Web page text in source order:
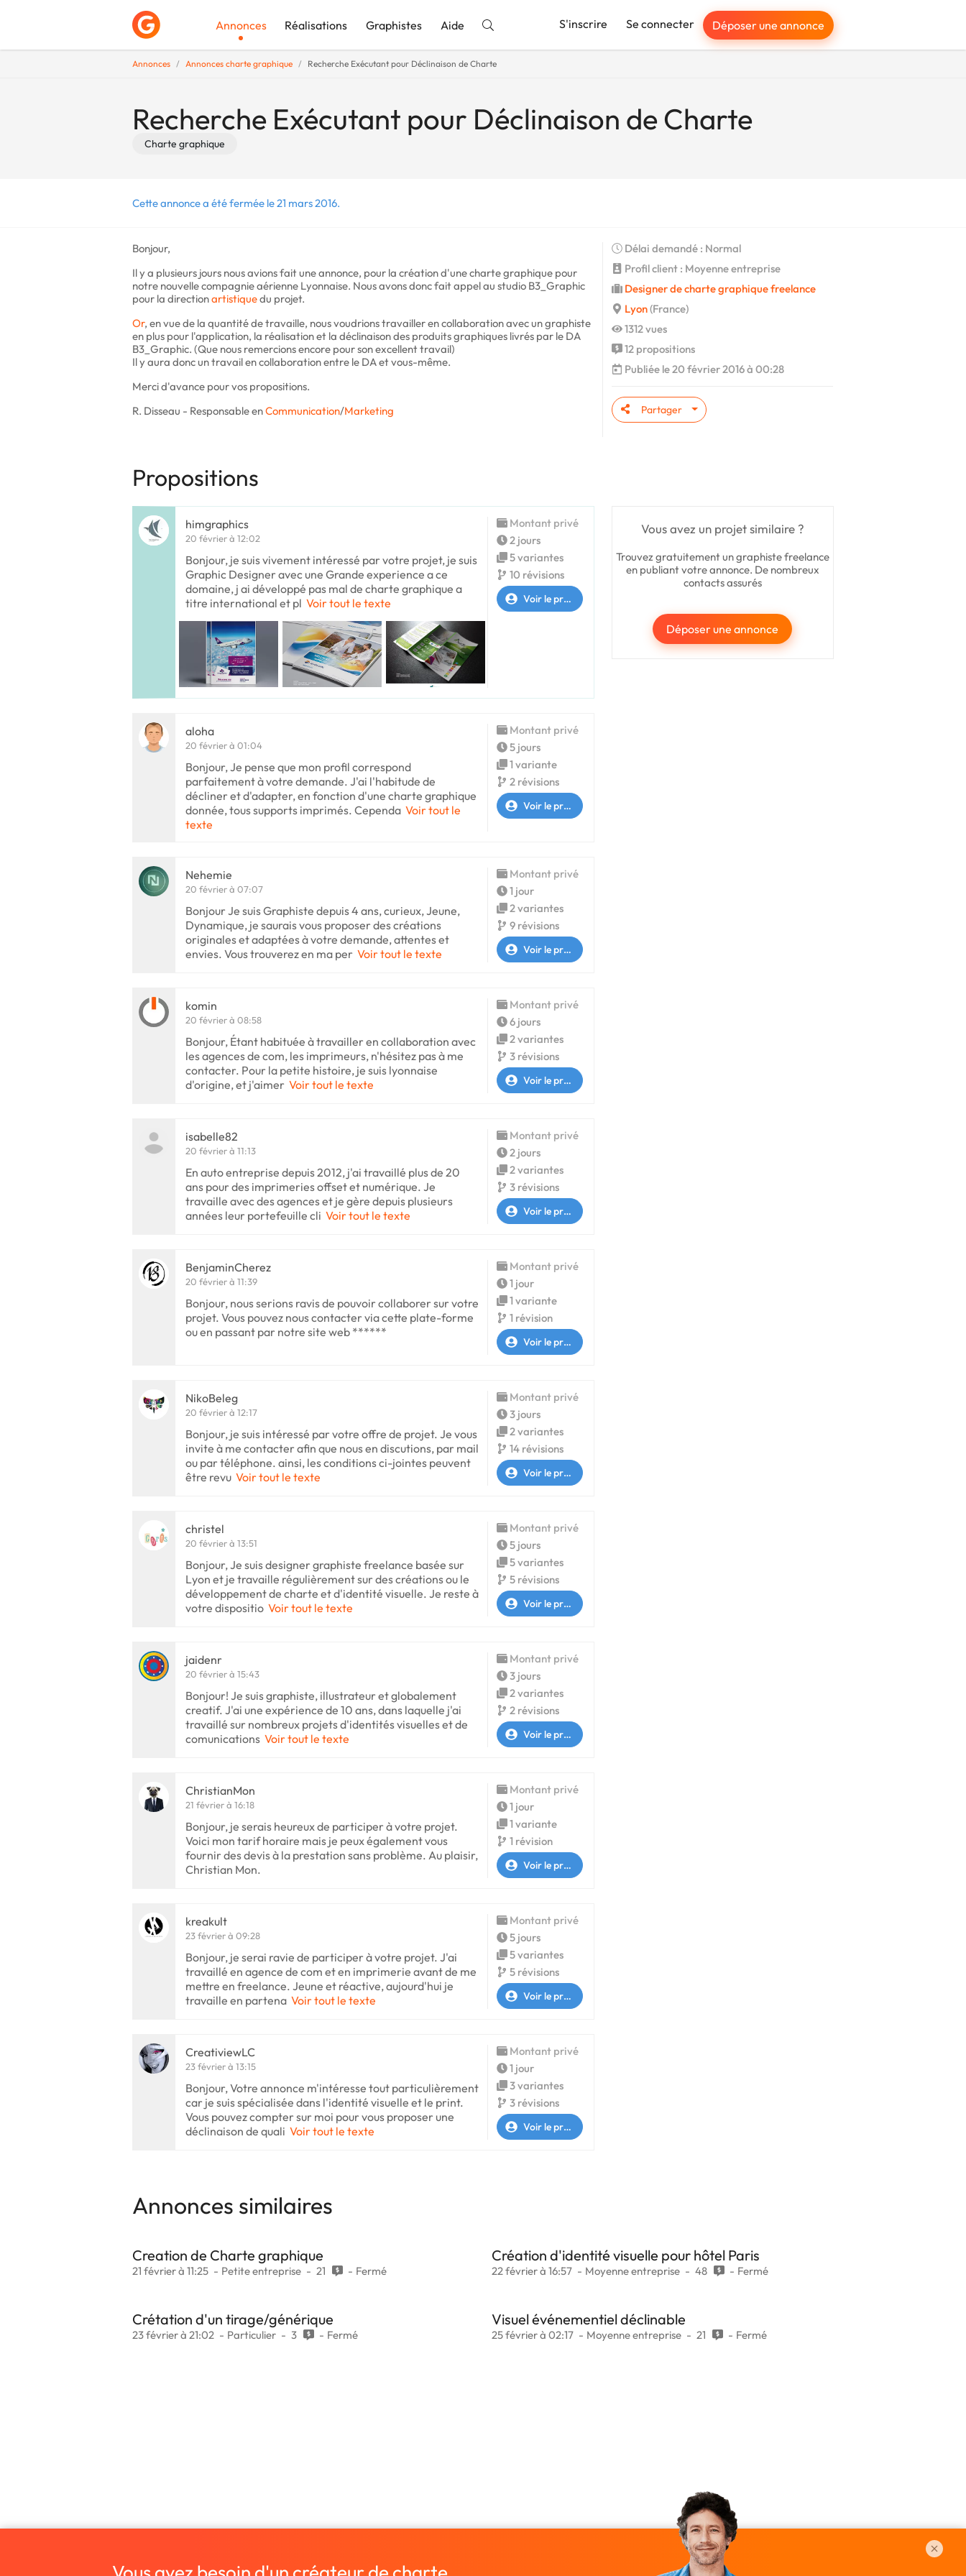
Annonces Réalisations Graphistes Aide S'inscrire Se connecter Déposer une annonce
Annonces Annonces charte graphique Recherche Exécutant pour Déclinaison de Charte
Recherche Exécutant pour Déclinaison de Charte
Charte graphique
Cette annonce a été fermée le 21 mars 2016.
Bonjour,
Il y a plusieurs jours nous avions fait une annonce, pour la création d'une charte graphique pour
notre nouvelle compagnie aérienne Lyonnaise. Nous avons donc fait appel au studio B3_Graphic
pour la directionartistiquedu projet.
Or, en vue de la quantité de travaille, nous voudrions travailler en collaboration avec un graphiste
en plus pour l'application, la réalisation et la déclinaison des produits graphiques livrés par le DA
B3_Graphic. (Que nous remercions encore pour son excellent travail)
Il y aura donc un travail en collaboration entre le DA et vous-même.
Merci d'avance pour vos propositions.
R. Disseau - Responsable enCommunication/Marketing
Délai demandé : Normal
Profil client : Moyenne entreprise
Designer de charte graphique freelance
Lyon(France)
1312 vues
12 propositions
Publiée le 20 février 2016 à 00:28
Partager
Propositions
Vous avez un projet similaire ?
Trouvez gratuitement un graphiste freelance
en publiant votre annonce. De nombreux
contacts assurés
Déposer une annonce
himgraphics
20 février à 12:02
Bonjour, je suis vivement intéressé par votre projet, je suis
Graphic Designer avec une Grande experience a ce
domaine, j ai développé pas mal de charte graphique a
titre international et pl Voir tout le texte
Montant privé
2 jours
5 variantes
10 révisions
Voir le profil
aloha
20 février à 01:04
Bonjour, Je pense que mon profil correspond
parfaitement à votre demande. J'ai l'habitude de
décliner et d'adapter, en fonction d'une charte graphique
donnée, tous supports imprimés. Cependa Voir tout le
texte
Montant privé
5 jours
1 variante
2 révisions
Voir le profil
Nehemie
20 février à 07:07
Bonjour Je suis Graphiste depuis 4 ans, curieux, Jeune,
Dynamique, je saurais vous proposer des créations
originales et adaptées à votre demande, attentes et
envies. Vous trouverez en ma per Voir tout le texte
Montant privé
1 jour
2 variantes
9 révisions
Voir le profil
komin
20 février à 08:58
Bonjour, Étant habituée à travailler en collaboration avec
les agences de com, les imprimeurs, n'hésitez pas à me
contacter. Pour la petite histoire, je suis lyonnaise
d'origine, et j'aimer Voir tout le texte
Montant privé
6 jours
2 variantes
3 révisions
Voir le profil
isabelle82
20 février à 11:13
En auto entreprise depuis 2012, j'ai travaillé plus de 20
ans pour des imprimeries offset et numérique. Je
travaille avec des agences et je gère depuis plusieurs
années leur portefeuille cli Voir tout le texte
Montant privé
2 jours
2 variantes
3 révisions
Voir le profil
BenjaminCherez
20 février à 11:39
Bonjour, nous serions ravis de pouvoir collaborer sur votre
projet. Vous pouvez nous contacter via cette plate-forme
ou en passant par notre site web ******
Montant privé
1 jour
1 variante
1 révision
Voir le profil
NikoBeleg
20 février à 12:17
Bonjour, je suis intéressé par votre offre de projet. Je vous
invite à me contacter afin que nous en discutions, par mail
ou par téléphone. ainsi, les conditions ci-jointes peuvent
être revu Voir tout le texte
Montant privé
3 jours
2 variantes
14 révisions
Voir le profil
christel
20 février à 13:51
Bonjour, Je suis designer graphiste freelance basée sur
Lyon et je travaille régulièrement sur des créations ou le
développement de charte et d'identité visuelle. Je reste à
votre dispositio Voir tout le texte
Montant privé
5 jours
5 variantes
5 révisions
Voir le profil
jaidenr
20 février à 15:43
Bonjour! Je suis graphiste, illustrateur et globalement
creatif. J'ai une expérience de 10 ans, dans laquelle j'ai
travaillé sur nombreux projets d'identités visuelles et de
comunications Voir tout le texte
Montant privé
3 jours
2 variantes
2 révisions
Voir le profil
ChristianMon
21 février à 16:18
Bonjour, je serais heureux de participer à votre projet.
Voici mon tarif horaire mais je peux également vous
fournir des devis à la prestation sans problème. Au plaisir,
Christian Mon.
Montant privé
1 jour
1 variante
1 révision
Voir le profil
kreakult
23 février à 09:28
Bonjour, je serai ravie de participer à votre projet. J'ai
travaillé en agence de com et en imprimerie avant de me
mettre en freelance. Jeune et réactive, aujourd'hui je
travaille en partena Voir tout le texte
Montant privé
5 jours
5 variantes
5 révisions
Voir le profil
CreativiewLC
23 février à 13:15
Bonjour, Votre annonce m'intéresse tout particulièrement
car je suis spécialisée dans l'identité visuelle et le print.
Vous pouvez compter sur moi pour vous proposer une
déclinaison de quali Voir tout le texte
Montant privé
1 jour
3 variantes
3 révisions
Voir le profil
Annonces similaires
Creation de Charte graphique
21 février à 11:25 Petite entreprise 21 Fermé
Création d'identité visuelle pour hôtel Paris
22 février à 16:57 Moyenne entreprise 48 Fermé
Crétation d'un tirage/générique
23 février à 21:02 Particulier 3 Fermé
Visuel événementiel déclinable
25 février à 02:17 Moyenne entreprise 21 Fermé